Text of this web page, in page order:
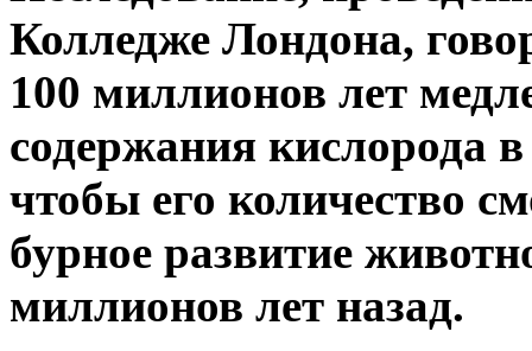
Колледже Лондона,
100 миллионов лет
содержания кислорода
чтобы его количество
бурное развитие
миллионов лет назад.